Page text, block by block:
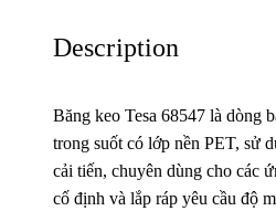
Description
Băng keo Tesa 68547 là dòng
trong suốt có lớp nền PET, sử
cải tiến, chuyên dùng cho các
cố định và lắp ráp yêu cầu độ